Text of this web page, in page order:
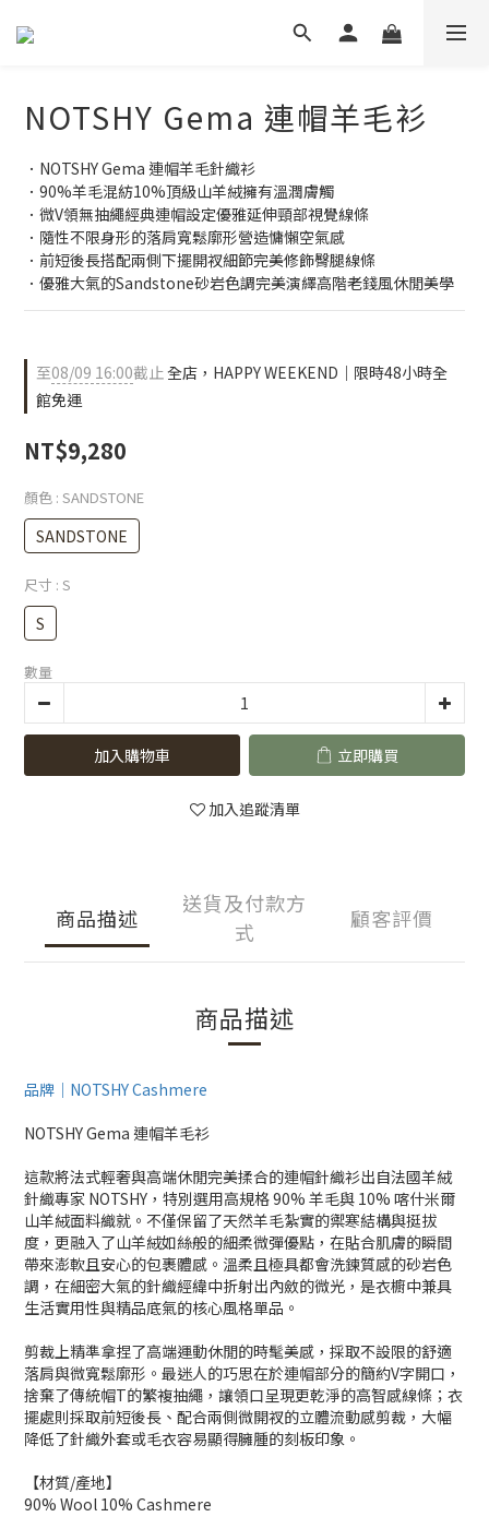
NOTSHY Gema 連帽羊毛衫
．NOTSHY Gema 連帽羊毛針織衫
．90%羊毛混紡10%頂級山羊絨擁有溫潤膚觸
．微V領無抽繩經典連帽設定優雅延伸頸部視覺線條
．隨性不限身形的落肩寬鬆廓形營造慵懶空氣感
．前短後長搭配兩側下擺開衩細節完美修飾臀腿線條
．優雅大氣的Sandstone砂岩色調完美演繹高階老錢風休閒美學
至08/09 16:00截止全店，HAPPY WEEKEND｜限時48小時全
館免運
NT$9,280
顏色 : SANDSTONE
SANDSTONE
尺寸 : S
S
數量
加入購物車 立即購買
加入追蹤清單
商品描述
送貨及付款方
式
顧客評價
商品描述
品牌｜NOTSHY Cashmere
NOTSHY Gema 連帽羊毛衫
這款將法式輕奢與高端休閒完美揉合的連帽針織衫出自法國羊絨
針織專家 NOTSHY，特別選用高規格 90% 羊毛與 10% 喀什米爾
山羊絨面料織就。不僅保留了天然羊毛紮實的禦寒結構與挺拔
度，更融入了山羊絨如絲般的細柔微彈優點，在貼合肌膚的瞬間
帶來澎軟且安心的包裹體感。溫柔且極具都會洗鍊質感的砂岩色
調，在細密大氣的針織經緯中折射出內斂的微光，是衣櫥中兼具
生活實用性與精品底氣的核心風格單品。
剪裁上精準拿捏了高端運動休閒的時髦美感，採取不設限的舒適
落肩與微寬鬆廓形。最迷人的巧思在於連帽部分的簡約V字開口，
捨棄了傳統帽T的繁複抽繩，讓領口呈現更乾淨的高智感線條；衣
擺處則採取前短後長、配合兩側微開衩的立體流動感剪裁，大幅
降低了針織外套或毛衣容易顯得臃腫的刻板印象。
【材質/產地】
90% Wool 10% Cashmere